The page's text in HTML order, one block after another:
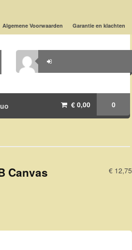
Algemene Voorwaarden Garantie en klachten
€ 0,00 0
Canvas
€ 12,75
Plus aantal